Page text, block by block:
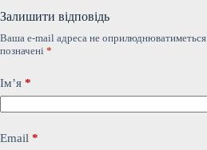
Залишити відповідь
Ваша e-mail адреса не оприлюднюватиметься.
позначені *
Ім’я *
Email *